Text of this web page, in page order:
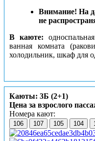
Внимание! На
не
В каюте:
ванная комната
холодильник, шкаф для
Каюты: 3Б (2+1)
Цена за взрослого
Номера кают:
106 107 105 104